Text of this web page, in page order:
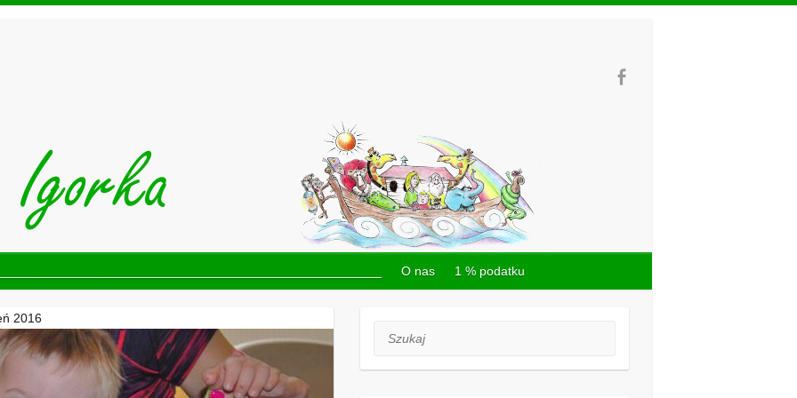
O nas 1 % podatku
2016
Szukaj